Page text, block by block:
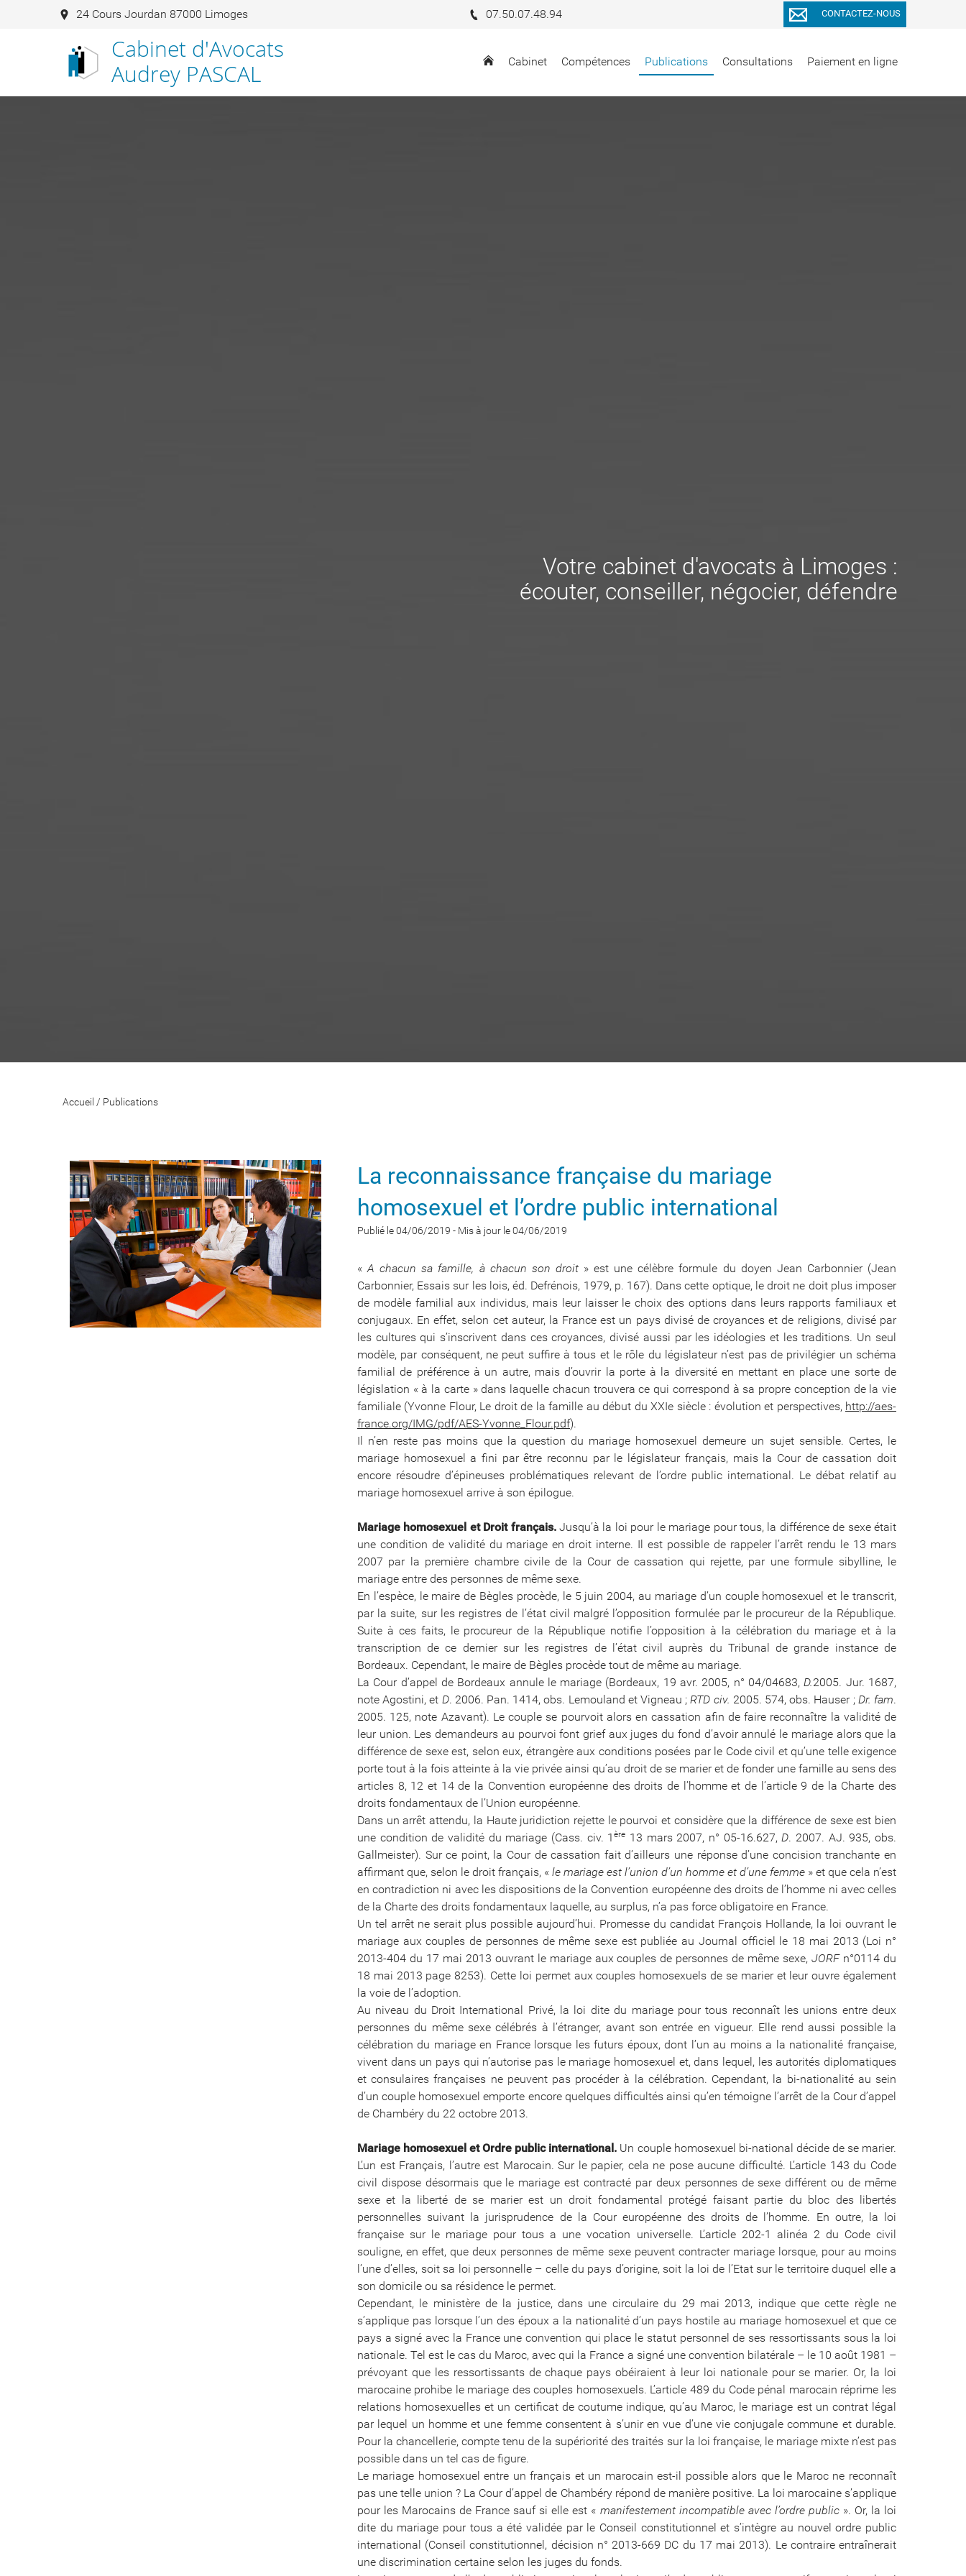
Cabinet d'Avocats
Audrey PASCAL
Cabinet Compétences Publications Consultations Paiement en ligne
24 Cours Jourdan 87000 Limoges 07.50.07.48.94 CONTACTEZ-NOUS
Votre cabinet d'avocats à Limoges :
écouter, conseiller, négocier, défendre
Accueil / Publications
La reconnaissance française du mariage
homosexuel et l’ordre public international
Publié le 04/06/2019 - Mis à jour le 04/06/2019
«A chacun sa famille, à chacun son droit» est une célèbre formule du doyen Jean Carbonnier (Jean
Carbonnier, Essais sur les lois, éd. Defrénois, 1979, p. 167). Dans cette optique, le droit ne doit plus imposer
de modèle familial aux individus, mais leur laisser le choix des options dans leurs rapports familiaux et
conjugaux. En effet, selon cet auteur, la France est un pays divisé de croyances et de religions, divisé par
les cultures qui s’inscrivent dans ces croyances, divisé aussi par les idéologies et les traditions. Un seul
modèle, par conséquent, ne peut suffire à tous et le rôle du législateur n’est pas de privilégier un schéma
familial de préférence à un autre, mais d’ouvrir la porte à la diversité en mettant en place une sorte de
législation « à la carte » dans laquelle chacun trouvera ce qui correspond à sa propre conception de la vie
familiale (Yvonne Flour, Le droit de la famille au début du XXIe siècle : évolution et perspectives, http://aes-
france.org/IMG/pdf/AES-Yvonne_Flour.pdf).
Il n’en reste pas moins que la question du mariage homosexuel demeure un sujet sensible. Certes, le
mariage homosexuel a fini par être reconnu par le législateur français, mais la Cour de cassation doit
encore résoudre d’épineuses problématiques relevant de l’ordre public international. Le débat relatif au
mariage homosexuel arrive à son épilogue.
Mariage homosexuel et Droit français.Jusqu’à la loi pour le mariage pour tous, la différence de sexe était
une condition de validité du mariage en droit interne. Il est possible de rappeler l’arrêt rendu le 13 mars
2007 par la première chambre civile de la Cour de cassation qui rejette, par une formule sibylline, le
mariage entre des personnes de même sexe.
En l’espèce, le maire de Bègles procède, le 5 juin 2004, au mariage d’un couple homosexuel et le transcrit,
par la suite, sur les registres de l’état civil malgré l’opposition formulée par le procureur de la République.
Suite à ces faits, le procureur de la République notifie l’opposition à la célébration du mariage et à la
transcription de ce dernier sur les registres de l’état civil auprès du Tribunal de grande instance de
Bordeaux. Cependant, le maire de Bègles procède tout de même au mariage.
La Cour d’appel de Bordeaux annule le mariage (Bordeaux, 19 avr. 2005, n° 04/04683,D.2005. Jur. 1687,
note Agostini, et D. 2006. Pan. 1414, obs. Lemouland et Vigneau ;RTD civ. 2005. 574, obs. Hauser ; Dr. fam.
2005. 125, note Azavant). Le couple se pourvoit alors en cassation afin de faire reconnaître la validité de
leur union. Les demandeurs au pourvoi font grief aux juges du fond d’avoir annulé le mariage alors que la
différence de sexe est, selon eux, étrangère aux conditions posées par le Code civil et qu’une telle exigence
porte tout à la fois atteinte à la vie privée ainsi qu’au droit de se marier et de fonder une famille au sens des
articles 8, 12 et 14 de la Convention européenne des droits de l’homme et de l’article 9 de la Charte des
droits fondamentaux de l’Union européenne.
Dans un arrêt attendu, la Haute juridiction rejette le pourvoi et considère que la différence de sexe est bien
une condition de validité du mariage (Cass. civ. 1ère 13 mars 2007, n° 05-16.627,D. 2007. AJ. 935, obs.
Gallmeister). Sur ce point, la Cour de cassation fait d’ailleurs une réponse d’une concision tranchante en
affirmant que, selon le droit français, « le mariage est l’union d’un homme et d’une femme» et que cela n’est
en contradiction ni avec les dispositions de la Convention européenne des droits de l’homme ni avec celles
de la Charte des droits fondamentaux laquelle, au surplus, n’a pas force obligatoire en France.
Un tel arrêt ne serait plus possible aujourd’hui. Promesse du candidat François Hollande, la loi ouvrant le
mariage aux couples de personnes de même sexe est publiée au Journal officiel le 18 mai 2013 (Loi n°
2013-404 du 17 mai 2013 ouvrant le mariage aux couples de personnes de même sexe,JORFn°0114 du
18 mai 2013 page 8253). Cette loi permet aux couples homosexuels de se marier et leur ouvre également
la voie de l’adoption.
Au niveau du Droit International Privé, la loi dite du mariage pour tous reconnaît les unions entre deux
personnes du même sexe célébrés à l’étranger, avant son entrée en vigueur. Elle rend aussi possible la
célébration du mariage en France lorsque les futurs époux, dont l’un au moins a la nationalité française,
vivent dans un pays qui n’autorise pas le mariage homosexuel et, dans lequel, les autorités diplomatiques
et consulaires françaises ne peuvent pas procéder à la célébration. Cependant, la bi-nationalité au sein
d’un couple homosexuel emporte encore quelques difficultés ainsi qu’en témoigne l’arrêt de la Cour d’appel
de Chambéry du 22 octobre 2013.
Mariage homosexuel et Ordre public international. Un couple homosexuel bi-national décide de se marier.
L’un est Français, l’autre est Marocain. Sur le papier, cela ne pose aucune difficulté. L’article 143 du Code
civil dispose désormais que le mariage est contracté par deux personnes de sexe différent ou de même
sexe et la liberté de se marier est un droit fondamental protégé faisant partie du bloc des libertés
personnelles suivant la jurisprudence de la Cour européenne des droits de l’homme. En outre, la loi
française sur le mariage pour tous a une vocation universelle. L’article 202-1 alinéa 2 du Code civil
souligne, en effet, que deux personnes de même sexe peuvent contracter mariage lorsque, pour au moins
l’une d’elles, soit sa loi personnelle – celle du pays d’origine, soit la loi de l’Etat sur le territoire duquel elle a
son domicile ou sa résidence le permet.
Cependant, le ministère de la justice, dans une circulaire du 29 mai 2013, indique que cette règle ne
s’applique pas lorsque l’un des époux a la nationalité d’un pays hostile au mariage homosexuel et que ce
pays a signé avec la France une convention qui place le statut personnel de ses ressortissants sous la loi
nationale. Tel est le cas du Maroc, avec qui la France a signé une convention bilatérale – le 10 août 1981 –
prévoyant que les ressortissants de chaque pays obéiraient à leur loi nationale pour se marier. Or, la loi
marocaine prohibe le mariage des couples homosexuels. L’article 489 du Code pénal marocain réprime les
relations homosexuelles et un certificat de coutume indique, qu’au Maroc, le mariage est un contrat légal
par lequel un homme et une femme consentent à s’unir en vue d’une vie conjugale commune et durable.
Pour la chancellerie, compte tenu de la supériorité des traités sur la loi française, le mariage mixte n’est pas
possible dans un tel cas de figure.
Le mariage homosexuel entre un français et un marocain est-il possible alors que le Maroc ne reconnaît
pas une telle union ? La Cour d’appel de Chambéry répond de manière positive. La loi marocaine s’applique
pour les Marocains de France sauf si elle est « manifestement incompatible avec l’ordre public». Or, la loi
dite du mariage pour tous a été validée par le Conseil constitutionnel et s’intègre au nouvel ordre public
international (Conseil constitutionnel, décision n° 2013-669 DC du 17 mai 2013). Le contraire entraînerait
une discrimination certaine selon les juges du fonds.